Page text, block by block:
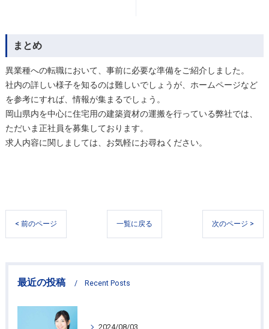
まとめ
異業種への転職において、事前に必要な準備をご紹介しました。
社内の詳しい様子を知るのは難しいでしょうが、ホームページなど
を参考にすれば、情報が集まるでしょう。
岡山県内を中心に住宅用の建築資材の運搬を行っている弊社では、
ただいま正社員を募集しております。
求人内容に関しましては、お気軽にお尋ねください。
< 前のページ 一覧に戻る 次のページ >
最近の投稿 Recent Posts
2024/08/03